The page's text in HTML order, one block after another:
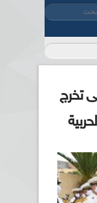
البحث
تخرج